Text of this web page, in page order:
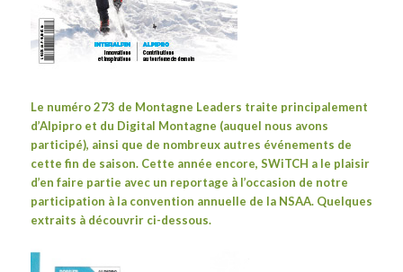
Le numéro 273 de Montagne Leaders traite principalement
d’Alpipro et du Digital Montagne (auquel nous avons
participé), ainsi que de nombreux autres événements de
cette fin de saison. Cette année encore, SWiTCH a le plaisir
d’en faire partie avec un reportage à l’occasion de notre
participation à la convention annuelle de la NSAA. Quelques
extraits à découvrir ci-dessous.